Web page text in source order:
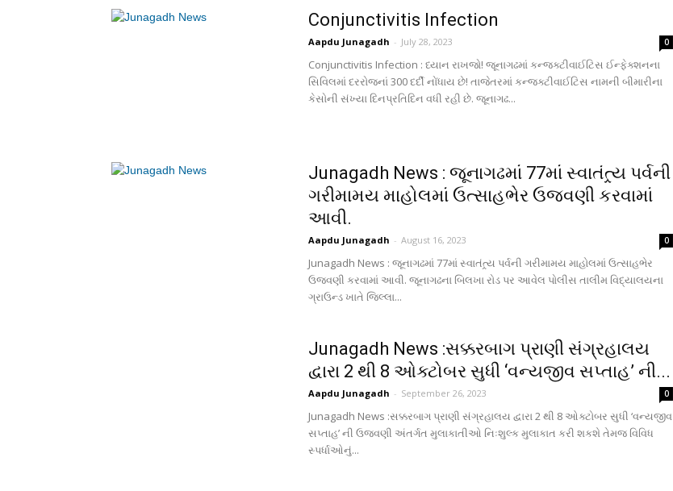
Conjunctivitis Infection
Aapdu Junagadh - July 28, 2023 0
Conjunctivitis Infection : ધ્યાન રાખજો! જૂનાગઢમાં કન્જક્ટીવાઈટિસ ઈન્ફેક્શનના
સિવિલમાં દરરોજનાં 300 દર્દી નોંધાય છે! તાજેતરમાં કન્જક્ટીવાઈટિસ નામની બીમારીના
કેસોની સંખ્યા દિનપ્રતિદિન વધી રહી છે. જૂનાગઢ...
Junagadh News : જૂનાગઢમાં 77માં સ્વાતંત્ર્ય પર્વની
ગરીમામય માહોલમાં ઉત્સાહભેર ઉજવણી કરવામાં
આવી.
Aapdu Junagadh - August 16, 2023 0
Junagadh News : જૂનાગઢમાં 77માં સ્વાતંત્ર્ય પર્વની ગરીમામય માહોલમાં ઉત્સાહભેર
ઉજવણી કરવામાં આવી. જૂનાગઢના બિલખા રોડ પર આવેલ પોલીસ તાલીમ વિદ્યાલયના
ગ્રાઉન્ડ ખાતે જિલ્લા...
Junagadh News :સક્કરબાગ પ્રાણી સંગ્રહાલય
દ્વારા 2 થી 8 ઓક્ટોબર સુધી ‘વન્યજીવ સપ્તાહ’ ની...
Aapdu Junagadh - September 26, 2023 0
Junagadh News :સક્કરબાગ પ્રાણી સંગ્રહાલય દ્વારા 2 થી 8 ઓક્ટોબર સુધી ‘વન્યજીવ
સપ્તાહ’ ની ઉજવણી અંતર્ગત મુલાકાતીઓ નિઃશુલ્ક મુલાકાત કરી શકશે તેમજ વિવિધ
સ્પર્ધાઓનું...